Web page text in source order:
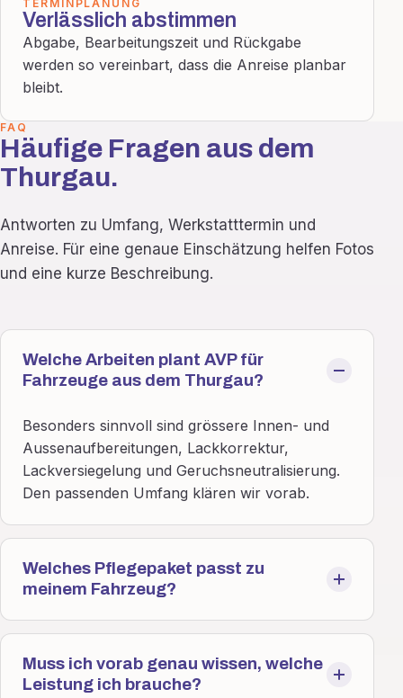
TERMINPLANUNG
Verlässlich abstimmen
Abgabe, Bearbeitungszeit und Rückgabe
werden so vereinbart, dass die Anreise planbar
bleibt.
FAQ
Häufige Fragen aus dem
Thurgau.
Antworten zu Umfang, Werkstatttermin und
Anreise. Für eine genaue Einschätzung helfen Fotos
und eine kurze Beschreibung.
Welche Arbeiten plant AVP für
Fahrzeuge aus dem Thurgau?
Besonders sinnvoll sind grössere Innen- und
Aussenaufbereitungen, Lackkorrektur,
Lackversiegelung und Geruchsneutralisierung.
Den passenden Umfang klären wir vorab.
Welches Pflegepaket passt zu
meinem Fahrzeug?
Muss ich vorab genau wissen, welche
Leistung ich brauche?